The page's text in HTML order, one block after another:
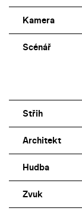
Kamera
Scénář
Střih
Architekt
Hudba
Zvuk